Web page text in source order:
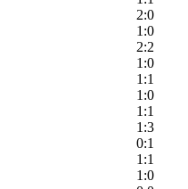
2:0
1:0
2:2
1:0
1:1
1:0
1:1
1:3
0:1
1:1
1:0